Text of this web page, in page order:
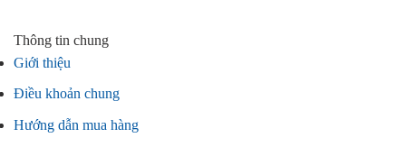
Thông tin chung
Giới thiệu
Điều khoản chung
Hướng dẫn mua hàng